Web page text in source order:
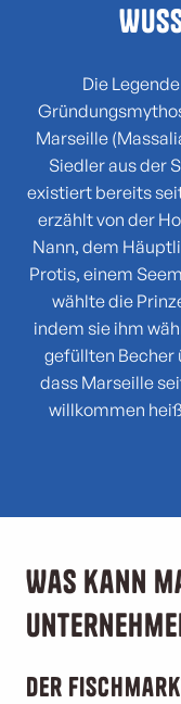
Die
Marseille
Siedler aus der
existiert bereits
erzählt von der
Nann, dem
Protis, einem
wählte die
indem sie ihm
gefüllten Becher
dass Marseille
willkommen
Was kann
Der